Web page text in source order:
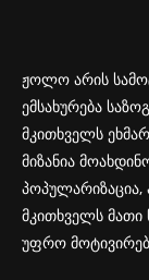
ჟოლო არის
ემსახურება
მკითხველს
მიზანია
პოპულარიზაცია,
მკითხველს მათი
უფრო